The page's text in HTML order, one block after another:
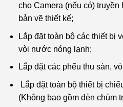
cho Camera (nếu có)
bản vẽ thiết kế;
Lắp đặt toàn bộ các thiết bị
vòi nước nóng lạnh;
Lắp đặt các phểu thu sàn,
Lắp đặt toàn bộ thiết bị
(Không bao gồm đèn chùm